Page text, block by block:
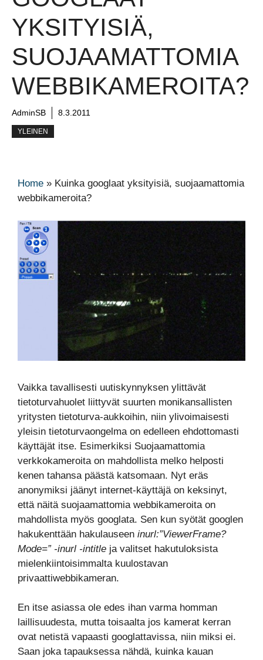
YKSITYISIÄ,
SUOJAAMATTOMIA
WEBBIKAMEROITA?
AdminSB 8.3.2011
YLEINEN
Home » Kuinka googlaat yksityisiä, suojaamattomia
webbikameroita?
Vaikka tavallisesti uutiskynnyksen ylittävät
tietoturvahuolet liittyvät suurten monikansallisten
yritysten tietoturva-aukkoihin, niin ylivoimaisesti
yleisin tietoturvaongelma on edelleen ehdottomasti
käyttäjät itse. Esimerkiksi Suojaamattomia
verkkokameroita on mahdollista melko helposti
kenen tahansa päästä katsomaan. Nyt eräs
anonymiksi jäänyt internet-käyttäjä on keksinyt,
että näitä suojaamattomia webbikameroita on
mahdollista myös googlata. Sen kun syötät googlen
hakukenttään hakulauseen inurl:”ViewerFrame?
Mode=” -inurl -intitle ja valitset hakutuloksista
mielenkiintoisimmalta kuulostavan
privaattiwebbikameran.
En itse asiassa ole edes ihan varma homman
laillisuudesta, mutta toisaalta jos kamerat kerran
ovat netistä vapaasti googlattavissa, niin miksi ei.
Saan joka tapauksessa nähdä, kuinka kauan